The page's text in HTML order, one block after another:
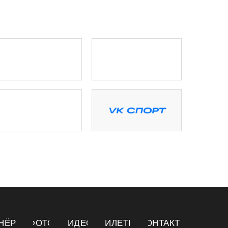
ФОТО ВИДЕО БИЛЕТЫ КОНТАКТЫ